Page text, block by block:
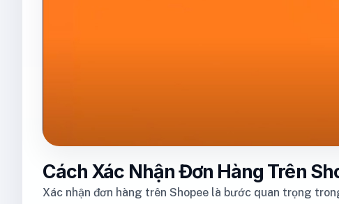
Cách Xác Nhận Đơn Hàng Trên
Xác nhận đơn hàng trên Shopee là bước quan trọng